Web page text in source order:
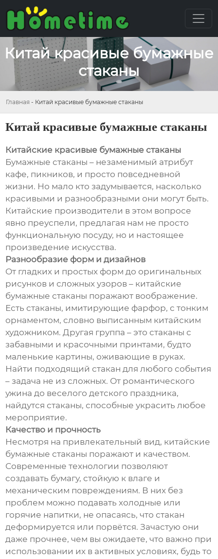
Китай красивые бумажные
стаканы
Главная - Китай красивые бумажные стаканы
Китай красивые бумажные стаканы
Китайские красивые бумажные стаканы
Бумажные стаканы – незаменимый атрибут
кафе, пикников, и просто повседневной
жизни. Но мало кто задумывается, насколько
красивыми и разнообразными они могут быть.
Китайские производители в этом вопросе
явно преуспели, предлагая нам не просто
функциональную посуду, но и настоящее
произведение искусства.
Разнообразие форм и дизайнов
От гладких и простых форм до оригинальных
рисунков и сложных узоров – китайские
бумажные стаканы поражают воображение.
Есть стаканы, имитирующие фарфор, с тонким
орнаментом, словно выписанным китайским
художником. Другая группа – это стаканы с
забавными и красочными принтами, будто
маленькие картины, оживающие в руках.
Найти подходящий стакан для любого события
– задача не из сложных. От романтического
ужина до веселого детского праздника,
найдутся стаканы, способные украсить любое
мероприятие.
Качество и прочность
Несмотря на привлекательный вид, китайские
бумажные стаканы поражают и качеством.
Современные технологии позволяют
создавать бумагу, стойкую к влаге и
механическим повреждениям. В них без
проблем можно подавать холодные или
горячие напитки, не опасаясь, что стакан
деформируется или порвётся. Зачастую они
даже прочнее, чем вы ожидаете, что важно при
использовании их в активных условиях, будь то